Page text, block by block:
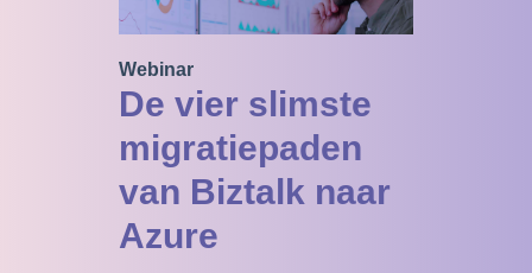
Webinar
De vier slimste
migratiepaden
van Biztalk naar
Azure